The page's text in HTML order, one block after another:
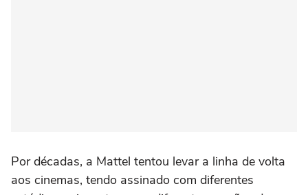
Por décadas, a Mattel tentou levar a linha de volta
aos cinemas, tendo assinado com diferentes